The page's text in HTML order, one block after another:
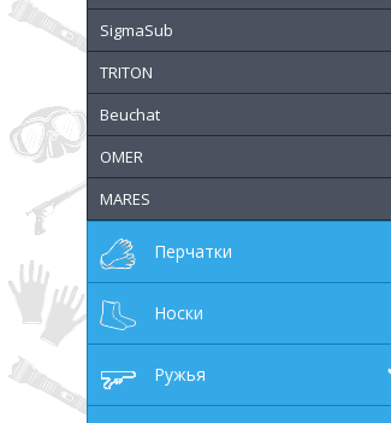
_JSHOP_SEARCH_COINS
от
до
грн
ОТМЕНА
SigmaSub
TRITON
Beuchat
OMER
MARES
Перчатки
Носки
Ружья